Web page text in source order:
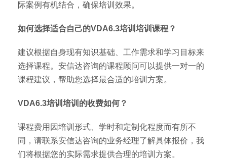
际案例有机结合，确保培训效果。
如何选择适合自己的VDA6.3培训培训课程？
建议根据自身现有知识基础、工作需求和学习目标来
选择课程。安信达咨询的课程顾问可以提供一对一的
课程建议，帮助您选择最合适的培训方案。
VDA6.3培训培训的收费如何？
课程费用因培训形式、学时和定制化程度而有所不
同，请联系安信达咨询的业务经理了解具体报价，我
们将根据您的实际需求提供合理的培训方案。